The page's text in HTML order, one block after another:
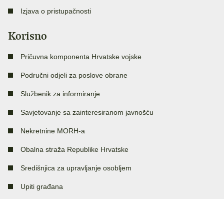
Izjava o pristupačnosti
Korisno
Pričuvna komponenta Hrvatske vojske
Područni odjeli za poslove obrane
Službenik za informiranje
Savjetovanje sa zainteresiranom javnošću
Nekretnine MORH-a
Obalna straža Republike Hrvatske
Središnjica za upravljanje osobljem
Upiti građana